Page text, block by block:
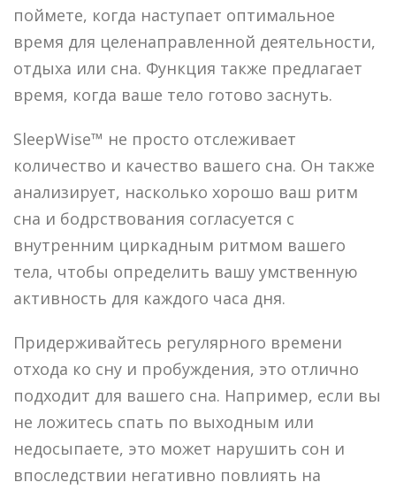
поймете, когда наступает оптимальное
время для целенаправленной деятельности,
отдыха или сна. Функция также предлагает
время, когда ваше тело готово заснуть.
SleepWise™ не просто отслеживает
количество и качество вашего сна. Он также
анализирует, насколько хорошо ваш ритм
сна и бодрствования согласуется с
внутренним циркадным ритмом вашего
тела, чтобы определить вашу умственную
активность для каждого часа дня.
Придерживайтесь регулярного времени
отхода ко сну и пробуждения, это отлично
подходит для вашего сна. Например, если вы
не ложитесь спать по выходным или
недосыпаете, это может нарушить сон и
впоследствии негативно повлиять на